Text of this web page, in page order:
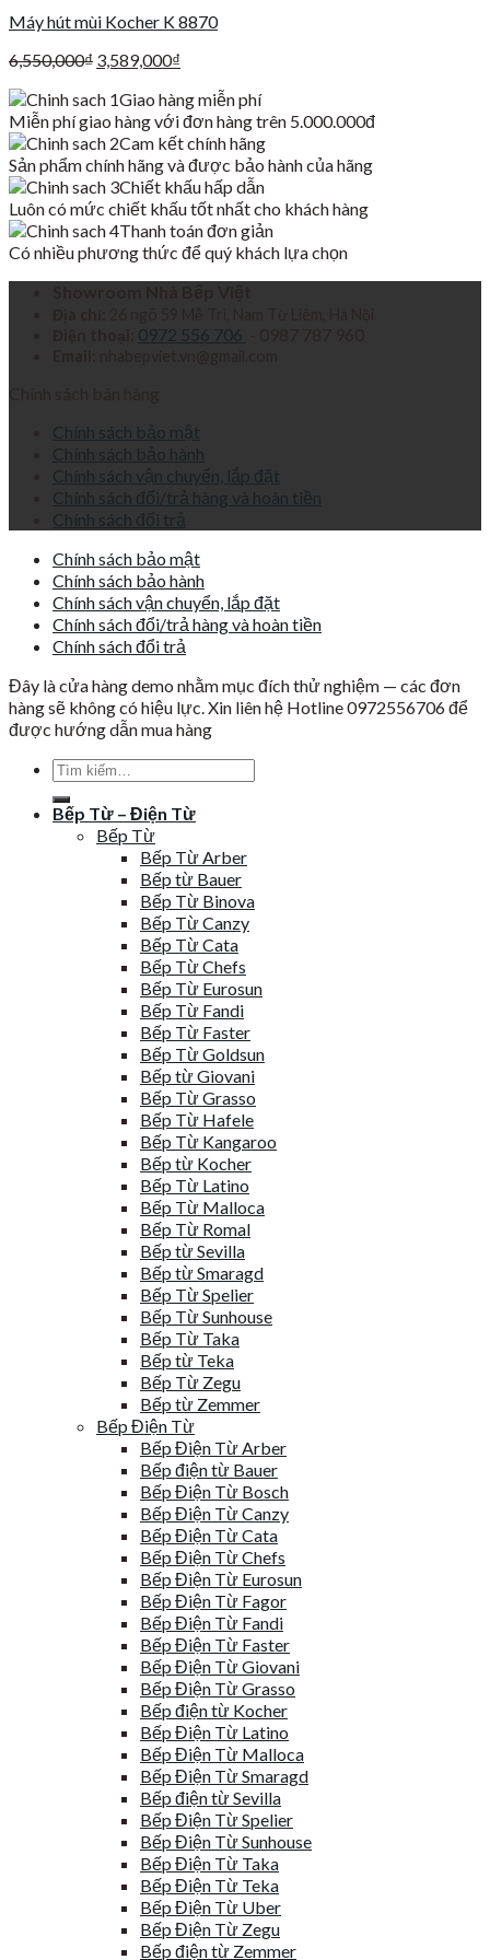
Máy hút mùi Kocher K 8870
6,550,000₫ Giá
là:
6,550,000₫.
3,589,000₫
tại
là:
3,589,000₫.
Giao hàng miễn phí
Miễn phí giao hàng với đơn hàng trên 5.000.000đ
Cam kết chính hãng
Sản phẩm chính hãng và được bảo hành của hãng
Chiết khấu hấp dẫn
Luôn có mức chiết khấu tốt nhất cho khách hàng
Thanh toán đơn giản
Có nhiều phương thức để quý khách lựa chọn
0972 556 706
Chính sách bảo mật
Chính sách bảo hành
Chính sách vận chuyển, lắp đặt
Chính sách đổi/trả hàng và hoàn tiền
Chính sách đổi trả
Chính sách bảo mật
Chính sách bảo hành
Chính sách vận chuyển, lắp đặt
Chính sách đổi/trả hàng và hoàn tiền
Chính sách đổi trả
Đây là cửa hàng demo nhằm mục đích thử nghiệm — các đơn
hàng sẽ không có hiệu lực. Xin liên hệ Hotline 0972556706 để
được hướng dẫn mua hàng
Tìm
kiếm:
Bếp Từ – Điện Từ
Bếp Từ
Bếp Từ Arber
Bếp từ Bauer
Bếp Từ Binova
Bếp Từ Canzy
Bếp Từ Cata
Bếp Từ Chefs
Bếp Từ Eurosun
Bếp Từ Fandi
Bếp Từ Faster
Bếp Từ Goldsun
Bếp từ Giovani
Bếp Từ Grasso
Bếp Từ Hafele
Bếp Từ Kangaroo
Bếp từ Kocher
Bếp Từ Latino
Bếp Từ Malloca
Bếp Từ Romal
Bếp từ Sevilla
Bếp từ Smaragd
Bếp Từ Spelier
Bếp Từ Sunhouse
Bếp Từ Taka
Bếp từ Teka
Bếp Từ Zegu
Bếp từ Zemmer
Bếp Điện Từ
Bếp Điện Từ Arber
Bếp điện từ Bauer
Bếp Điện Từ Bosch
Bếp Điện Từ Canzy
Bếp Điện Từ Cata
Bếp Điện Từ Chefs
Bếp Điện Từ Eurosun
Bếp Điện Từ Fagor
Bếp Điện Từ Fandi
Bếp Điện Từ Faster
Bếp Điện Từ Giovani
Bếp Điện Từ Grasso
Bếp điện từ Kocher
Bếp Điện Từ Latino
Bếp Điện Từ Malloca
Bếp Điện Từ Smaragd
Bếp điện từ Sevilla
Bếp Điện Từ Spelier
Bếp Điện Từ Sunhouse
Bếp Điện Từ Taka
Bếp Điện Từ Teka
Bếp Điện Từ Uber
Bếp Điện Từ Zegu
Bếp điện từ Zemmer